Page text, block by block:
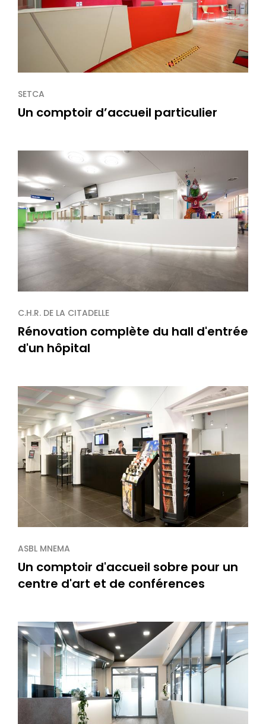
SETCA
Un comptoir d’accueil particulier
C.H.R. DE LA CITADELLE
Rénovation complète du hall d'entrée
d'un hôpital
ASBL MNEMA
Un comptoir d'accueil sobre pour un
centre d'art et de conférences